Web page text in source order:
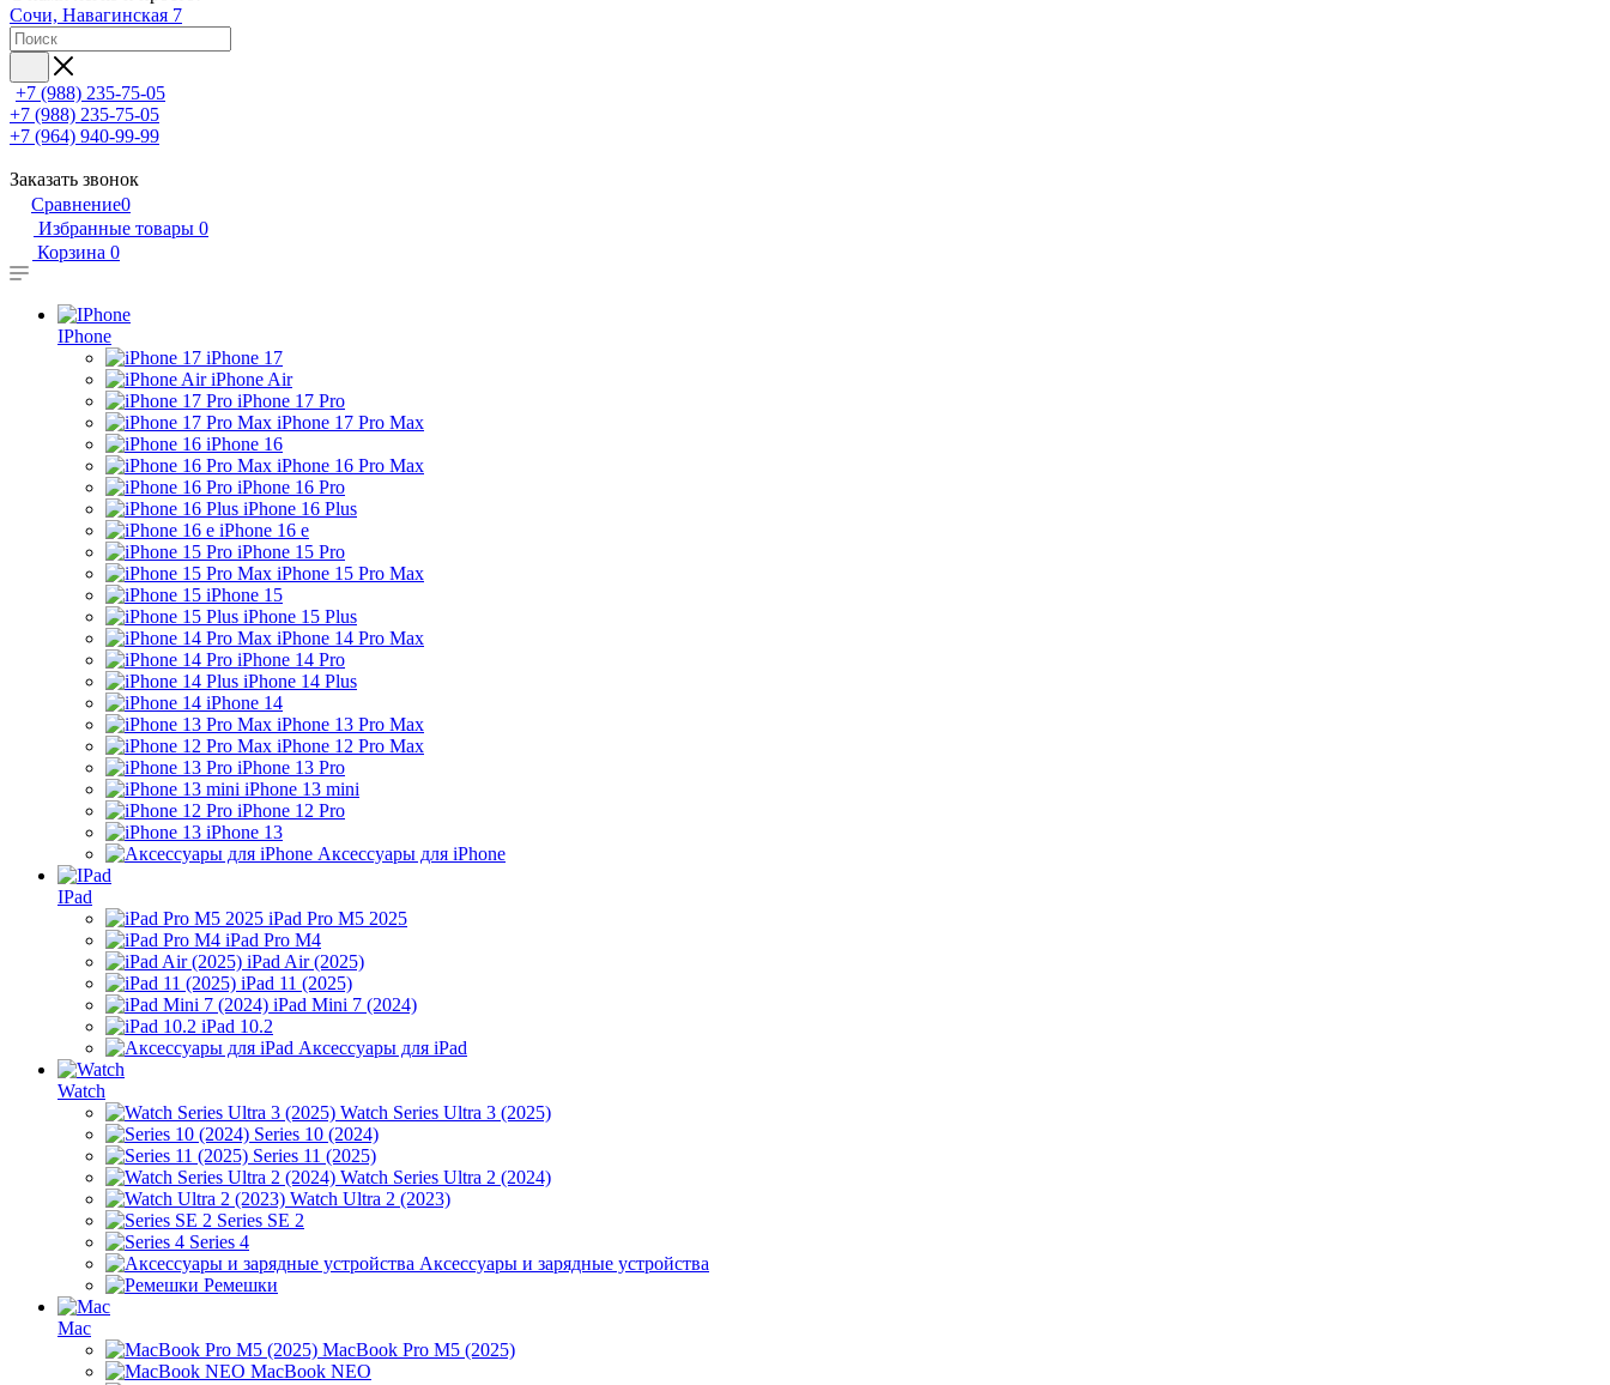
Сочи, Навагинская 7
+7 (988) 235-75-05
+7 (988) 235-75-05
+7 (964) 940-99-99
Заказать звонок
Сравнение0
Избранные товары 0
Корзина 0
IPhone
iPhone 17
iPhone Air
iPhone 17 Pro
iPhone 17 Pro Max
iPhone 16
iPhone 16 Pro Max
iPhone 16 Pro
iPhone 16 Plus
iPhone 16 e
iPhone 15 Pro
iPhone 15 Pro Max
iPhone 15
iPhone 15 Plus
iPhone 14 Pro Max
iPhone 14 Pro
iPhone 14 Plus
iPhone 14
iPhone 13 Pro Max
iPhone 12 Pro Max
iPhone 13 Pro
iPhone 13 mini
iPhone 12 Pro
iPhone 13
Аксессуары для iPhone
IPad
iPad Pro M5 2025
iPad Pro M4
iPad Air (2025)
iPad 11 (2025)
iPad Mini 7 (2024)
iPad 10.2
Аксессуары для iPad
Watch
Watch Series Ultra 3 (2025)
Series 10 (2024)
Series 11 (2025)
Watch Series Ultra 2 (2024)
Watch Ultra 2 (2023)
Series SE 2
Series 4
Аксессуары и зарядные устройства
Ремешки
Mac
MacBook Pro M5 (2025)
MacBook NEO